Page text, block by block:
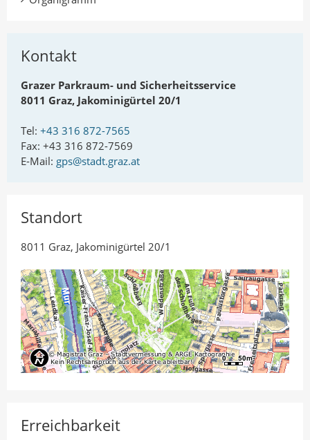
n
t
o
r
I
e
i
l
n
Kontakt
Grazer Parkraum- und Sicherheitsservice
8011 Graz, Jakominigürtel 20/1
Tel: +43 316 872-7565
Fax: +43 316 872-7569
E-Mail: gps@stadt.graz.at
Standort
8011 Graz, Jakominigürtel 20/1
Erreichbarkeit